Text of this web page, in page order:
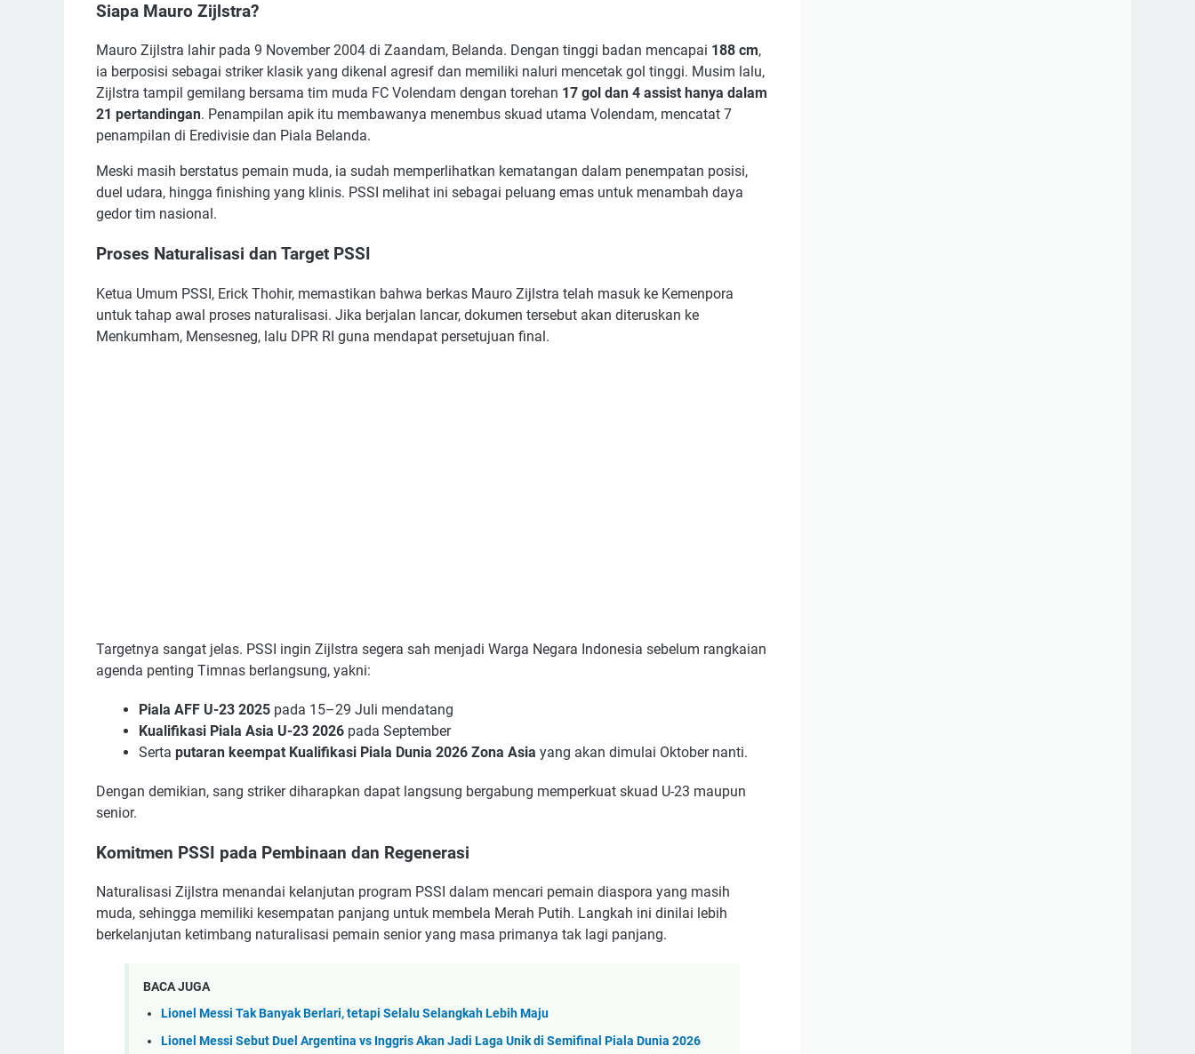
Siapa Mauro Zijlstra?
Mauro Zijlstra lahir pada 9 November 2004 di Zaandam, Belanda. Dengan tinggi badan mencapai 188 cm,
ia berposisi sebagai striker klasik yang dikenal agresif dan memiliki naluri mencetak gol tinggi. Musim lalu,
Zijlstra tampil gemilang bersama tim muda FC Volendam dengan torehan 17 gol dan 4 assist hanya dalam
21 pertandingan. Penampilan apik itu membawanya menembus skuad utama Volendam, mencatat 7
penampilan di Eredivisie dan Piala Belanda.
Meski masih berstatus pemain muda, ia sudah memperlihatkan kematangan dalam penempatan posisi,
duel udara, hingga finishing yang klinis. PSSI melihat ini sebagai peluang emas untuk menambah daya
gedor tim nasional.
Proses Naturalisasi dan Target PSSI
Ketua Umum PSSI, Erick Thohir, memastikan bahwa berkas Mauro Zijlstra telah masuk ke Kemenpora
untuk tahap awal proses naturalisasi. Jika berjalan lancar, dokumen tersebut akan diteruskan ke
Menkumham, Mensesneg, lalu DPR RI guna mendapat persetujuan final.
Targetnya sangat jelas. PSSI ingin Zijlstra segera sah menjadi Warga Negara Indonesia sebelum rangkaian
agenda penting Timnas berlangsung, yakni:
Piala AFF U-23 2025 pada 15–29 Juli mendatang
Kualifikasi Piala Asia U-23 2026 pada September
Serta putaran keempat Kualifikasi Piala Dunia 2026 Zona Asia yang akan dimulai Oktober nanti.
Dengan demikian, sang striker diharapkan dapat langsung bergabung memperkuat skuad U-23 maupun
senior.
Komitmen PSSI pada Pembinaan dan Regenerasi
Naturalisasi Zijlstra menandai kelanjutan program PSSI dalam mencari pemain diaspora yang masih
muda, sehingga memiliki kesempatan panjang untuk membela Merah Putih. Langkah ini dinilai lebih
berkelanjutan ketimbang naturalisasi pemain senior yang masa primanya tak lagi panjang.
BACA JUGA
Lionel Messi Tak Banyak Berlari, tetapi Selalu Selangkah Lebih Maju
Lionel Messi Sebut Duel Argentina vs Inggris Akan Jadi Laga Unik di Semifinal Piala Dunia 2026